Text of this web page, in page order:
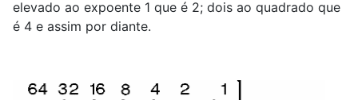
elevado ao expoente 1 que é 2; dois ao quadrado que
é 4 e assim por diante.